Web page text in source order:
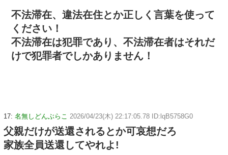
不法滞在、違法在住とか正しく言葉を使って
ください！
不法滞在は犯罪であり、不法滞在者はそれだ
けで犯罪者でしかありません！
17: 名無しどんぶらこ 2026/04/23(木) 22:17:05.78 ID:lqB5758G0
父親だけが送還されるとか可哀想だろ
家族全員送還してやれよ!